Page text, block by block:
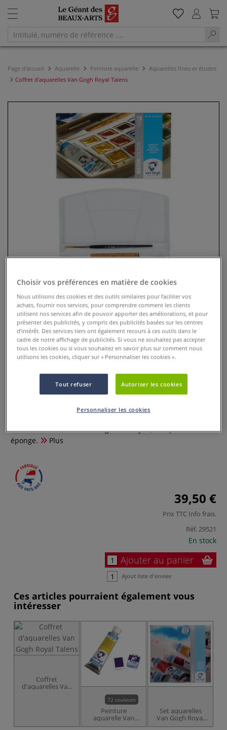
Page d'accueil Aquarelle Peinture aquarelle
Aquarelles fines et études
Coffret d'aquarelles Van Gogh Royal Talens
Coffret d'aquarelles Van Gogh
0 Commentaires
Ce coffret Van Gogh contient 18 demi-godets d'aquarelle
blanc de Chine, un tube de gris de Payne, une petite
éponge.
Plus
39,50 €
Prix TTC Info frais.
Réf.29521
En stock
Ajouter au panier
Ajout liste d'envies
Ces articles pourraient également vous
intéresser
Coffret
d'aquarelles Van
72 couleurs
Peinture
aquarelle Van
Gogh de Royal
Set aquarelles
Van Gogh Royal
Talens
Choisir vos préférences en matière de cookies
Nous utilisons des cookies et des outils similaires pour faciliter vos
achats, fournir nos services, pour comprendre comment les clients
utilisent nos services afin de pouvoir apporter des améliorations, et pour
présenter des publicités, y compris des publicités basées sur les centres
d’intérêt. Des services tiers ont également recours à ces outils dans le
cadre de notre affichage de publicités. Si vous ne souhaitez pas accepter
tous les cookies ou si vous souhaitez en savoir plus sur comment nous
utilisons les cookies, cliquer sur « Personnaliser les cookies ».
Tout refuser Autoriser les cookies
Personnaliser les cookies